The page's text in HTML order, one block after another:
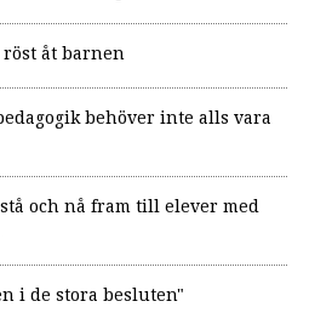
åt barnen
behöver inte alls vara
och nå fram till elever med
i de stora besluten"